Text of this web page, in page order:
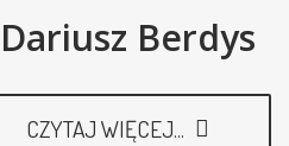
Berdys
CZYTAJ WIĘCEJ...